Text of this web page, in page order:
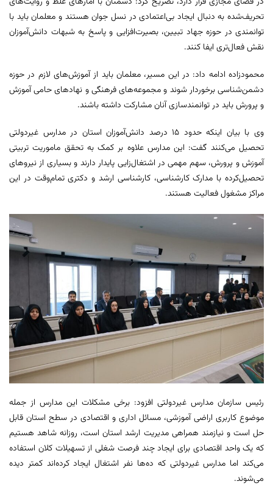
تحریف‌شده به دنبال ایجاد بی‌اعتمادی در نسل جوان هستند و معلمان باید با
توانمندی در حوزه جهاد تبیین، بصیرت‌افزایی و پاسخ به شبهات دانش‌آموزان
نقش فعال‌تری ایفا کنند.
محمودزاده ادامه داد: در این مسیر، معلمان باید از آموزش‌های لازم در حوزه
دشمن‌شناسی برخوردار شوند و مجموعه‌های فرهنگی و نهادهای حامی آموزش
و پرورش باید در توانمندسازی آنان مشارکت داشته باشند.
وی با بیان اینکه حدود ۱۵ درصد دانش‌آموزان استان در مدارس غیردولتی
تحصیل می‌کنند گفت: این مدارس علاوه بر کمک به تحقق ماموریت تربیتی
آموزش و پرورش، سهم مهمی در اشتغال‌زایی پایدار دارند و بسیاری از نیروهای
تحصیل‌کرده با مدارک کارشناسی، کارشناسی ارشد و دکتری تمام‌وقت در این
مراکز مشغول فعالیت هستند.
رئیس سازمان مدارس غیردولتی افزود: برخی مشکلات این مدارس از جمله
موضوع کاربری اراضی آموزشی، مسائل اداری و اقتصادی در سطح استان قابل
حل است و نیازمند همراهی مدیریت ارشد استان است، روزانه شاهد هستیم
که یک واحد اقتصادی برای ایجاد چند فرصت شغلی از تسهیلات کلان استفاده
می‌کند اما مدارس غیردولتی که ده‌ها نفر اشتغال ایجاد کرده‌اند کمتر دیده
می‌شوند.